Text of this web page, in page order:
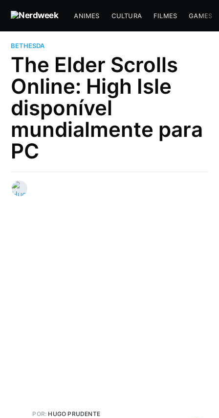
ANIMES CULTURA FILMES GAMES
BETHESDA
The Elder Scrolls
Online: High Isle
disponível
mundialmente para
PC
POR: HUGO PRUDENTE